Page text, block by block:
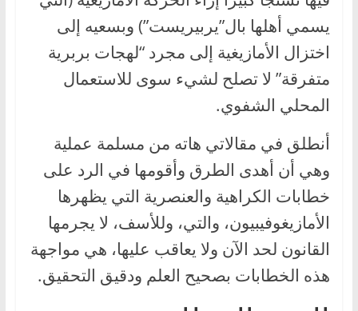
يسمي أهلها بال”يربيريست”) وبسعيه إلى
اختزال الأمازيغية إلى مجرد “لهجات بربرية
متفرقة” لا تصلح لشيء سوى للاستعمال
المحلي الشفوي.
أنطلق في مقالاتي هاته من مسلمة عملية
وهي أن أهدى الطرق وأقومها في الرد على
خطابات الكراهية والعنصرية التي يظهرها
الأمازيغوفيبيون، والتي، وللأسف، لا يجرمها
القانون لحد الآن ولا يعاقب عليها، هي مواجهة
هذه الخطابات بصحيح العلم ودقيق التحقيق.